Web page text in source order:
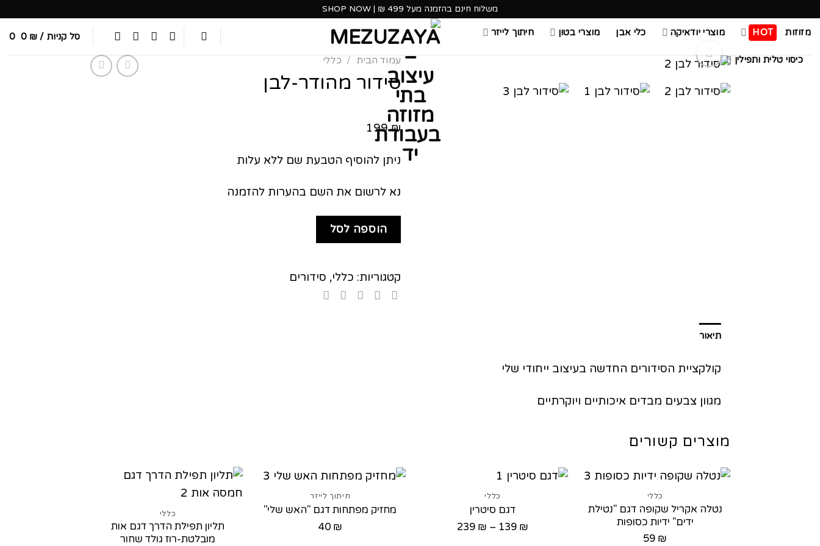
משלוח חינם בהזמנה מעל 499 ₪ | SHOP NOW
מזוזות HOT מוצרי יודאיקה כלי אבן מוצרי בטון חיתוך לייזר
כיסוי טלית ותפילין
סל קניות / 0 ₪
0
עמוד הבית / כללי
סידור מהודר-לבן
199₪
ניתן להוסיף הטבעת שם ללא עלות
נא לרשום את השם בהערות להזמנה
הוספה לסל
קטגוריות: כללי, סידורים
תיאור
קולקציית הסידורים החדשה בעיצוב ייחודי שלי
מגוון צבעים מבדים איכותיים ויוקרתיים
מוצרים קשורים
כללי
נטלה אקריל שקופה דגם "נטילת
ידים" ידיות כסופות
59 ₪
כללי
דגם סיטרין
139 ₪
–
239 ₪
טווח
חיתוך לייזר
מחזיק מפתחות דגם "האש שלי"
40 ₪
כללי
תליון תפילת הדרך דגם אות
מובלטת-רוז גולד שחור